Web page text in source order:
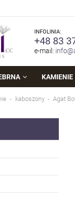
INFOLINIA:
+48 83
e-mail:
KAMIENIE
kaboszony Agat